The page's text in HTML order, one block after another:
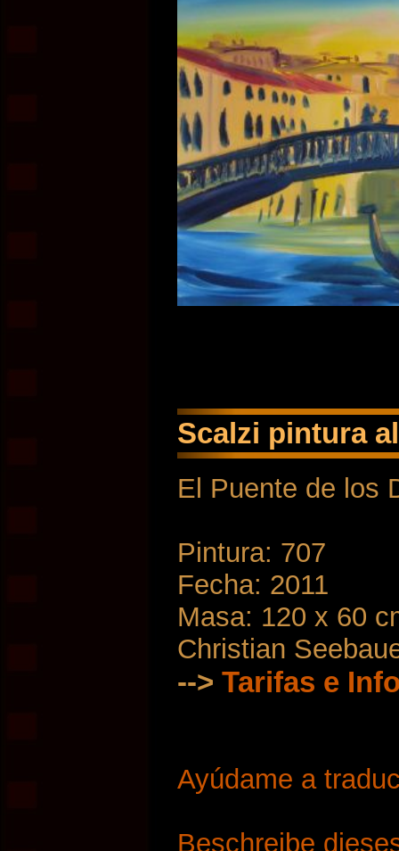
Scalzi pintura
El Puente de los
Pintura: 707
Fecha: 2011
Masa: 120 x 60
Christian
--> Tarifas e
Ayúdame a
Beschreibe